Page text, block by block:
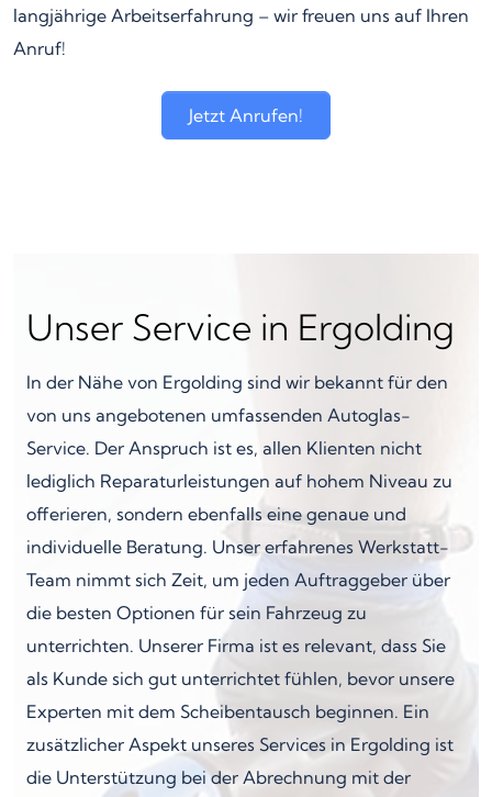
langjährige Arbeitserfahrung – wir freuen uns auf Ihren
Anruf!
Jetzt Anrufen!
Unser Service in Ergolding
In der Nähe von Ergolding sind wir bekannt für den
von uns angebotenen umfassenden Autoglas-
Service. Der Anspruch ist es, allen Klienten nicht
lediglich Reparaturleistungen auf hohem Niveau zu
offerieren, sondern ebenfalls eine genaue und
individuelle Beratung. Unser erfahrenes Werkstatt-
Team nimmt sich Zeit, um jeden Auftraggeber über
die besten Optionen für sein Fahrzeug zu
unterrichten. Unserer Firma ist es relevant, dass Sie
als Kunde sich gut unterrichtet fühlen, bevor unsere
Experten mit dem Scheibentausch beginnen. Ein
zusätzlicher Aspekt unseres Services in Ergolding ist
die Unterstützung bei der Abrechnung mit der